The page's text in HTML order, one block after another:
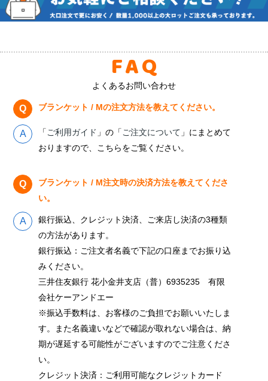
FAQ
よくあるお問い合わせ
ブランケット / Mの注文方法を教えてください。
「ご利用ガイド 」の「ご注文について 」にまとめて
おりますので、こちらをご覧ください。
ブランケット / M注文時の決済方法を教えてくださ
い。
銀行振込、クレジット決済、ご来店し決済の3種類
の方法があります。
銀行振込：ご注文者名義で下記の口座までお振り込
みください。
三井住友銀行 花小金井支店（普）6935235 有限
会社ケーアンドエー
※振込手数料は、お客様のご負担でお願いいたしま
す。また名義違いなどで確認が取れない場合は、納
期が遅延する可能性がございますのでご注意くださ
い。
クレジット決済：ご利用可能なクレジットカード